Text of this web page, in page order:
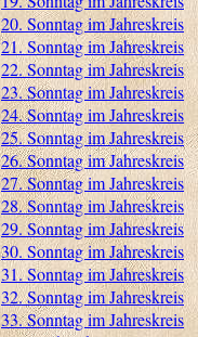
20. Sonntag im Jahreskreis
21. Sonntag im Jahreskreis
22. Sonntag im Jahreskreis
23. Sonntag im Jahreskreis
24. Sonntag im Jahreskreis
25. Sonntag im Jahreskreis
26. Sonntag im Jahreskreis
27. Sonntag im Jahreskreis
28. Sonntag im Jahreskreis
29. Sonntag im Jahreskreis
30. Sonntag im Jahreskreis
31. Sonntag im Jahreskreis
32. Sonntag im Jahreskreis
33. Sonntag im Jahreskreis